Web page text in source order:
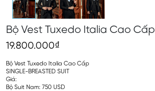
Bộ Vest Tuxedo Italia Cao Cấp
19.800.000₫
Bộ Vest Tuxedo Italia Cao Cấp
SINGLE-BREASTED SUIT
Giá:
Bộ Suit Nam: 750 USD